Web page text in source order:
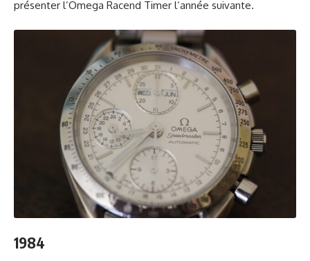
présenter l’Omega Racend Timer l’année suivante.
1984